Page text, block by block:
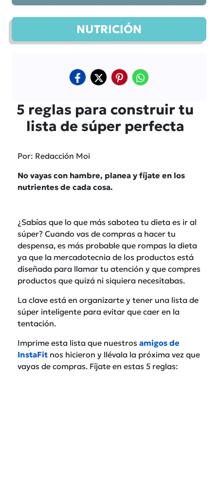
NUTRICIÓN
5 reglas para construir tu
lista de súper perfecta
Por: Redacción Moi
No vayas con hambre, planea y fíjate en los
nutrientes de cada cosa.
¿Sabías que lo que más sabotea tu dieta es ir al
súper? Cuando vas de compras a hacer tu
despensa, es más probable que rompas la dieta
ya que la mercadotecnia de los productos está
diseñada para llamar tu atención y que compres
productos que quizá ni siquiera necesitabas.
La clave está en organizarte y tener una lista de
súper inteligente para evitar que caer en la
tentación.
Imprime esta lista que nuestros amigos de
InstaFit nos hicieron y llévala la próxima vez que
vayas de compras. Fíjate en estas 5 reglas: